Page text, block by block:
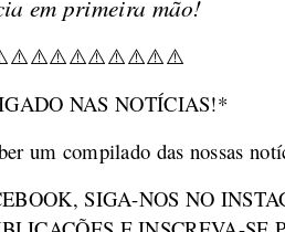
em primeira mão!
⚠⚠⚠⚠⚠⚠⚠⚠⚠
NAS NOTÍCIAS!*
um compilado das nossas
SIGA-NOS NO